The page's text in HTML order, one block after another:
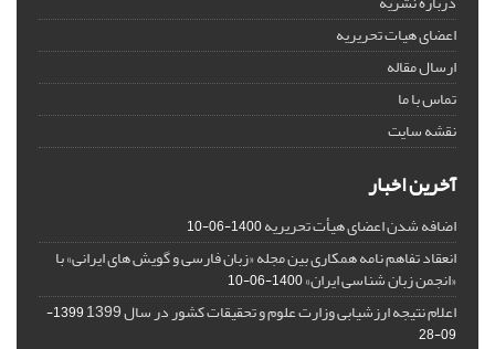
اعضای هیات تحریریه
ارسال مقاله
تماس با ما
نقشه سایت
آخرین اخبار
اضافه شدن اعضای هیأت تحریریه1400-06-10
انعقاد تفاهم نامه همکاری بین مجله «زبان فارسی و گویش های ایرانی» با
«انجمن زبان شناسی ایران»1400-06-10
اعلام نتیجه ارزشیابی وزارت علوم و تحقیقات کشور در سال 1399
1399-
09-28